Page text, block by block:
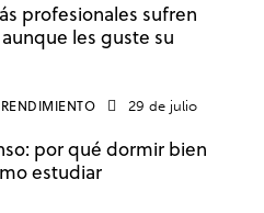
profesionales sufren
les guste su
RENDIMIENTO
29 de julio
por qué dormir bien
estudiar